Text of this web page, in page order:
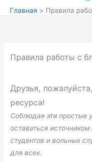
Главная Правила
Правила работы с
Друзья,
ресурса!
Соблюдая эти простые
оставаться
студентов и вольных
для всех.